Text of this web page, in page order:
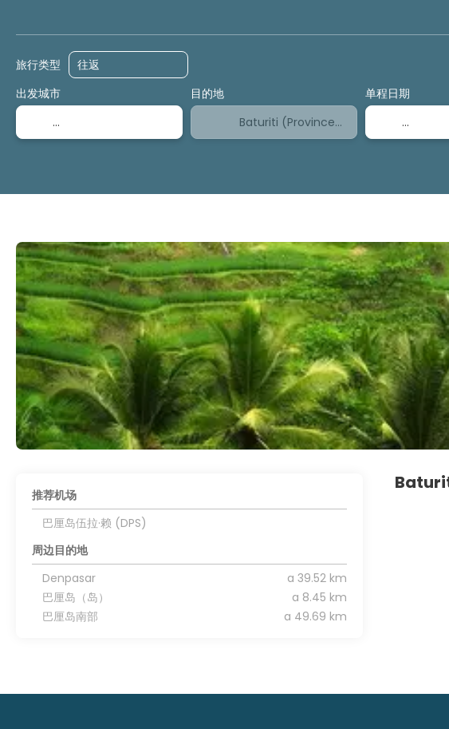
旅行类型
出发城市
目的地 单程日期
推荐机场
巴厘岛伍拉·赖 (DPS)
周边目的地
Denpasar
a 39.52 km
巴厘岛（岛）
a 8.45 km
巴厘岛南部
a 49.69 km